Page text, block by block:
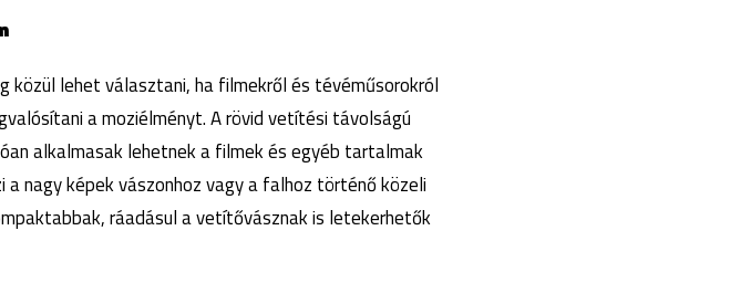
lehet választani, ha filmekről és tévéműsorokról
a moziélményt. A rövid vetítési távolságú
alkalmasak lehetnek a filmek és egyéb tartalmak
nagy képek vászonhoz vagy a falhoz történő közeli
ráadásul a vetítővásznak is letekerhetők